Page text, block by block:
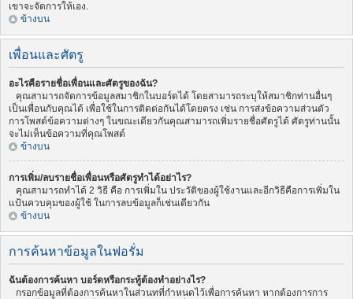
เขาจะจัดการให้เอง.
ข้างบน
เพื่อนและศัตรู
อะไรคือรายชื่อเพื่อนและศัตรูของฉัน?
คุณสามารถจัดการข้อมูลสมาชิกในบอร์ดได้ โดยสามารถระบุให้สมาชิกท่านอื่นๆ
เป็นเพื่อนกับคุณได้ เพื่อใช้ในการติดต่อกันได้โดยตรง เช่น การส่งข้อความส่วนตัว
การโพสต์ข้อความต่างๆ ในขณะเดียวกันคุณสามารถเพิ่มรายชื่อศัตรูได้ ศัตรูท่านนั้น
จะไม่เห็นข้อความที่คุณโพสต์
ข้างบน
การเพิ่ม/ลบรายชื่อเพื่อนหรือศัตรูทำได้อย่าไร?
คุณสามารถทำได้ 2 วิธี คือ การเพิ่มใน ประวัติของผู้ใช้งานและอีกวิธีคือการเพิ่มใน
แป้นควบคุมของผู้ใช้ ในการลบข้อมูลก็เช่นเดียวกัน
ข้างบน
การค้นหาข้อมูลในฟอรั่ม
ฉันต้องการค้นหา บอร์ดหรือกระทู้ต้องทำอย่างไร?
กรอกข้อมูลที่ต้องการค้นหาในส่วนทที่กำหนดไว้เพื่อการค้นหา หากต้องการการ